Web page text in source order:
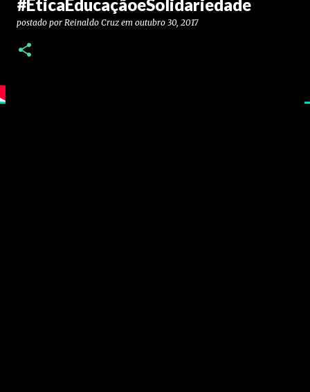
#ÉticaEducaçãoeSolidariedade
postado por Reinaldo Cruz em outubro 30, 2017